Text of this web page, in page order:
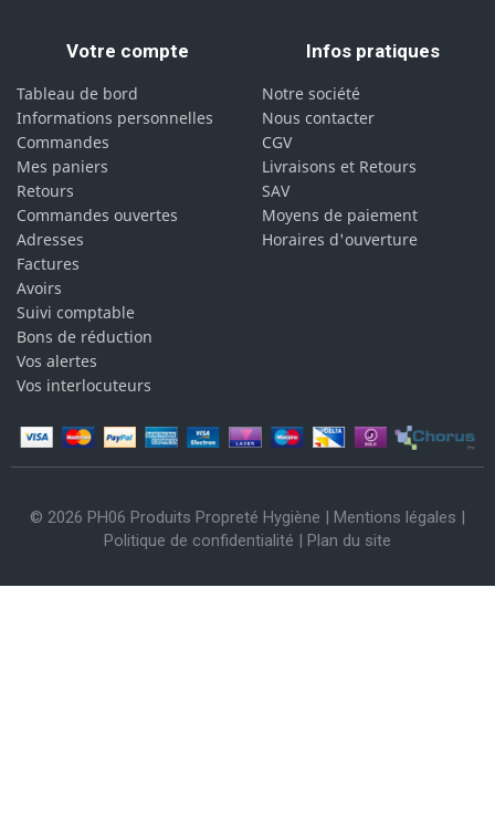
Votre compte
Tableau de bord
Informations personnelles
Commandes
Mes paniers
Retours
Commandes ouvertes
Adresses
Factures
Avoirs
Suivi comptable
Bons de réduction
Vos alertes
Vos interlocuteurs
Infos pratiques
Notre société
Nous contacter
CGV
Livraisons et Retours
SAV
Moyens de paiement
Horaires d'ouverture
© 2026 PH06 Produits Propreté Hygiène | Mentions légales |
Politique de confidentialité | Plan du site